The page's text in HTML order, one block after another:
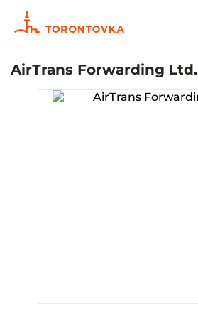
AirТrans Forwarding Ltd.